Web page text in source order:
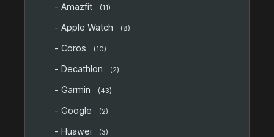
- Amazfit (11)
- Apple Watch (8)
- Coros (10)
- Decathlon (2)
- Garmin (43)
- Google (2)
- Huawei (3)